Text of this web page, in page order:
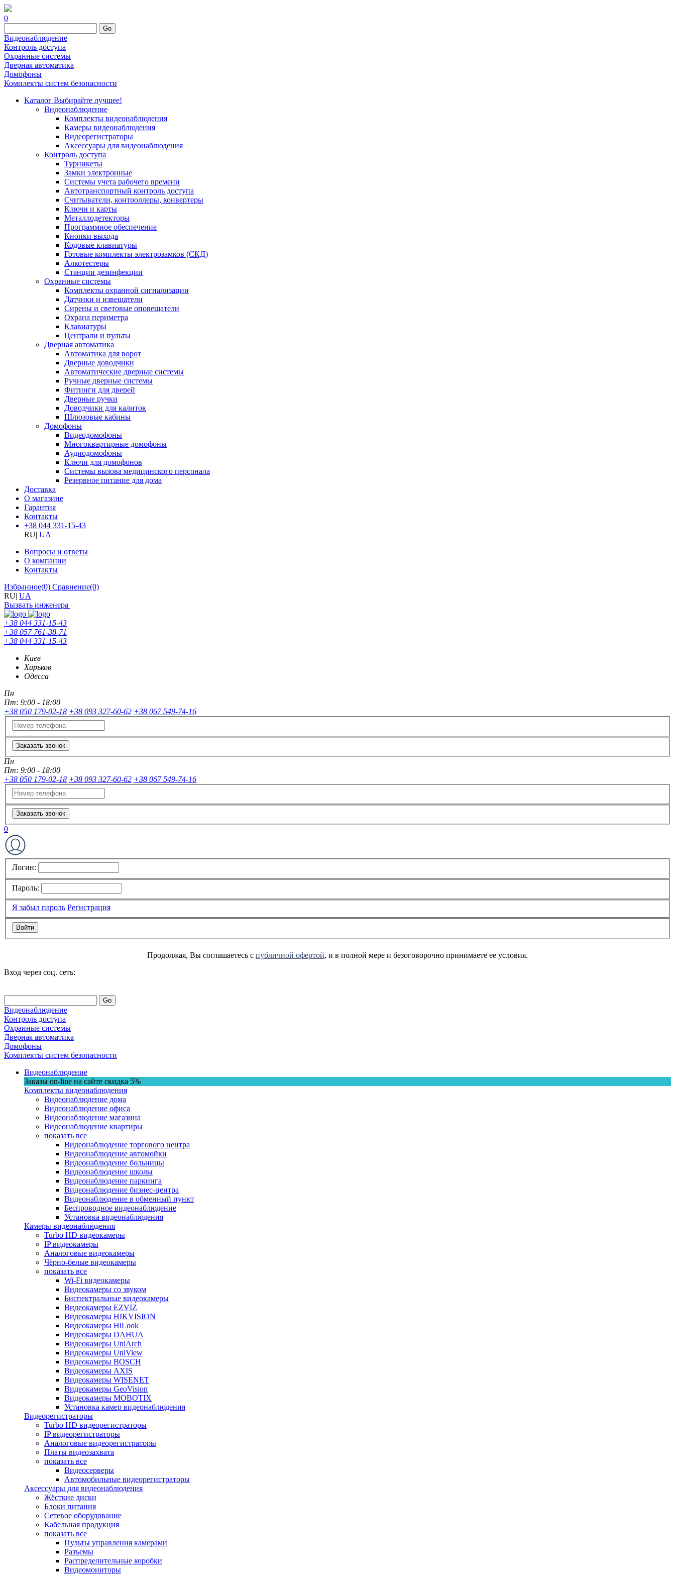
0
Go
Видеонаблюдение
Контроль доступа
Охранные системы
Дверная автоматика
Домофоны
Комплекты систем безопасности
Каталог Выбирайте лучшее!
Видеонаблюдение
Комплекты видеонаблюдения
Камеры видеонаблюдения
Видеорегистраторы
Аксессуары для видеонаблюдения
Контроль доступа
Турникеты
Замки электронные
Системы учета рабочего времени
Автотранспортный контроль доступа
Считыватели, контроллеры, конвертеры
Ключи и карты
Металлодетекторы
Программное обеспечение
Кнопки выхода
Кодовые клавиатуры
Готовые комплекты электрозамков (СКД)
Алкотестеры
Станции дезинфекции
Охранные системы
Комплекты охранной сигнализации
Датчики и извещатели
Сирены и световые оповещатели
Охрана периметра
Клавиатуры
Централи и пульты
Дверная автоматика
Автоматика для ворот
Дверные доводчики
Автоматические дверные системы
Ручные дверные системы
Фитинги для дверей
Дверные ручки
Доводчики для калиток
Шлюзовые кабины
Домофоны
Видеодомофоны
Многоквартирные домофоны
Аудиодомофоны
Ключи для домофонов
Системы вызова медицинского персонала
Резервное питание для дома
Доставка
О магазине
Гарантия
Контакты
+38 044 331-15-43
RU| UA
Вопросы и ответы
О компании
Контакты
Избранное(0) Сравнение(0)
RU| UA
Вызвать инженера
+38 044 331-15-43
+38 057 761-38-71
+38 044 331-15-43
Киев
Харьков
Одесса
Пн
Пт: 9:00 - 18:00
+38 050 179-02-18 +38 093 327-60-62 +38 067 549-74-16
Заказать звонок
Пн
Пт: 9:00 - 18:00
+38 050 179-02-18 +38 093 327-60-62 +38 067 549-74-16
Заказать звонок
0
Логин:
Пароль:
Я забыл пароль Регистрация
Продолжая, Вы соглашаетесь с публичной офертой, и в полной мере и безоговорочно принимаете ее условия.
Вход через соц. сеть:
Go
Видеонаблюдение
Контроль доступа
Охранные системы
Дверная автоматика
Домофоны
Комплекты систем безопасности
Видеонаблюдение
Заказы on-line на сaйте скидка 5%
Комплекты видеонаблюдения
Видеонаблюдение дома
Видеонаблюдение офиса
Видеонаблюдение магазина
Видеонаблюдение квартиры
показать все
Видеонаблюдение торгового центра
Видеонаблюдение автомойки
Видеонаблюдение больницы
Видеонаблюдение школы
Видеонаблюдение паркинга
Видеонаблюдение бизнес-центра
Видеонаблюдение в обменный пункт
Беспроводное видеонаблюдение
Установка видеонаблюдения
Камеры видеонаблюдения
Turbo HD видеокамеры
IP видеокамеры
Аналоговые видеокамеры
Чёрно-белые видеокамеры
показать все
Wi-Fi видеокамеры
Видеокамеры со звуком
Биспектральные видеокамеры
Видеокамеры EZVIZ
Видеокамеры HIKVISION
Видеокамеры HiLook
Видеокамеры DAHUA
Видеокамеры UniArch
Видеокамеры UniView
Видеокамеры BOSCH
Видеокамеры AXIS
Видеокамеры WISENET
Видеокамеры GeoVision
Видеокамеры MOBOTIX
Установка камер видеонаблюдения
Видеорегистраторы
Turbo HD видеорегистраторы
IP видеорегистраторы
Аналоговые видеорегистраторы
Платы видеозахвата
показать все
Видеосерверы
Автомобильные видеорегистраторы
Аксессуары для видеонаблюдения
Жёсткие диски
Блоки питания
Сетевое оборудование
Кабельная продукция
показать все
Пульты управления камерами
Разъемы
Распределительные коробки
Видеомониторы